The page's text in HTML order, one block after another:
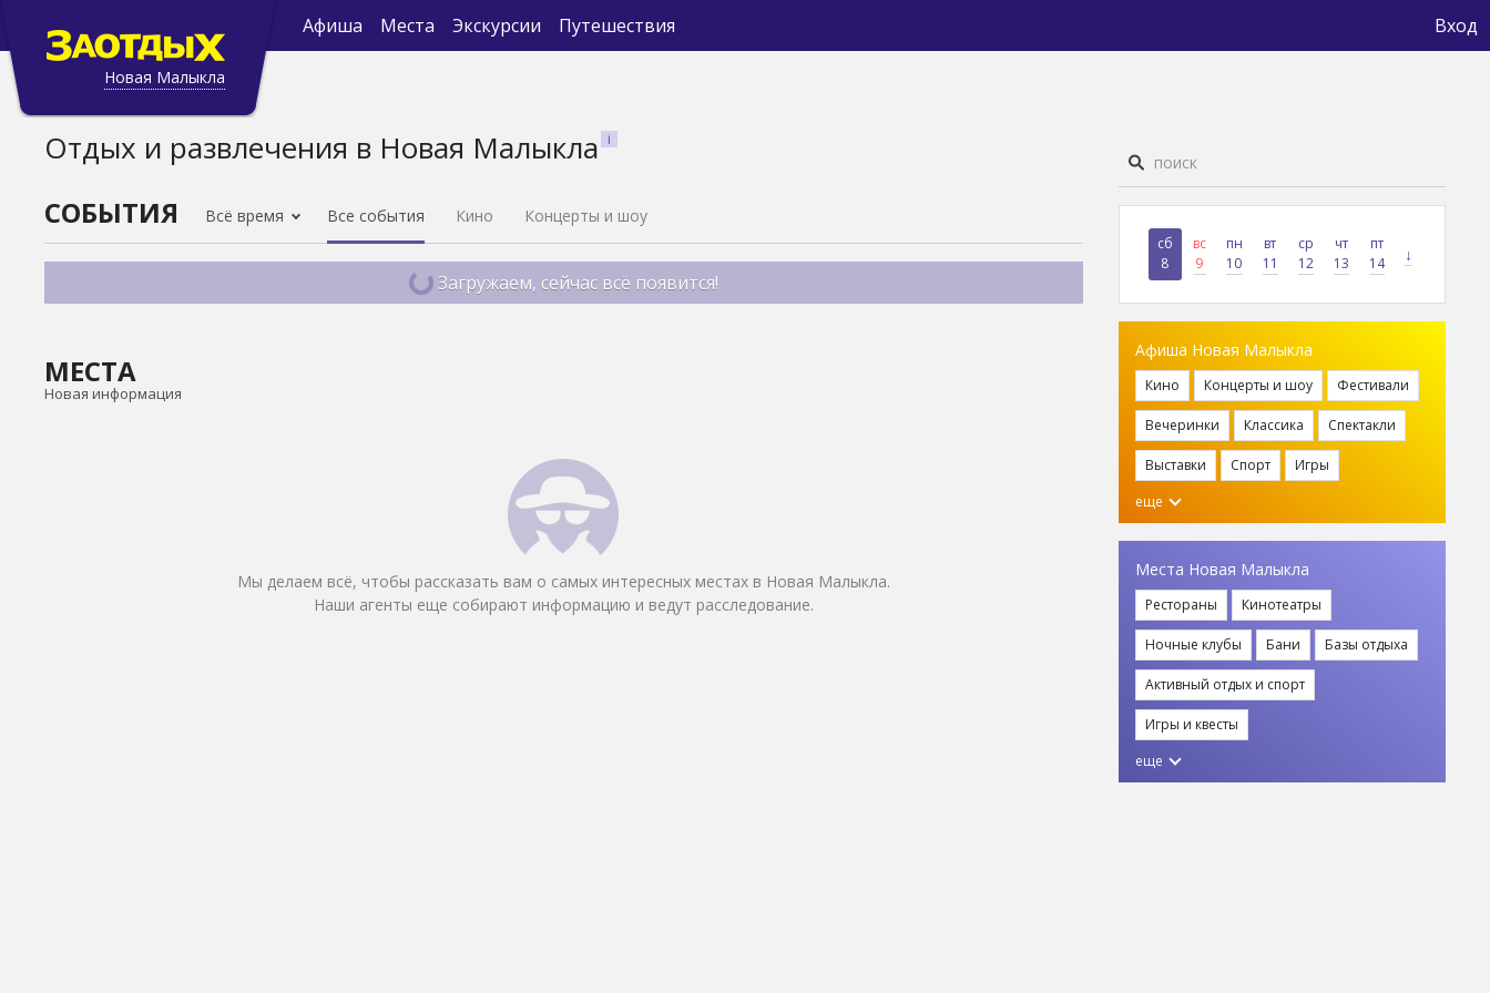
Новая Малыкла
Афиша Места Экскурсии Путешествия Вход
Отдых и развлечения в Новая Малыкла
СОБЫТИЯ Всё время Все события Кино Концерты и шоу
Загружаем, сейчас всё появится!
МЕСТА
Новая информация
Мы делаем всё, чтобы рассказать вам о самых интересных местах в Новая Малыкла.
Наши агенты еще собирают информацию и ведут расследование.
сб
8
вс
9
пн
10
вт
11
ср
12
чт
13
пт
14
↓
Афиша Новая Малыкла
Кино Концерты и шоу Фестивали
Вечеринки Классика Спектакли
Выставки Спорт
Игры
еще
Места Новая Малыкла
Рестораны Кинотеатры
Ночные клубы Бани Базы отдыха
Активный отдых и спорт
Игры и квесты
еще